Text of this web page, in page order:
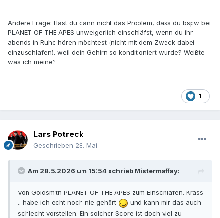
Andere Frage: Hast du dann nicht das Problem, dass du bspw bei
PLANET OF THE APES unweigerlich einschläfst, wenn du ihn
abends in Ruhe hören möchtest (nicht mit dem Zweck dabei
einzuschlafen), weil dein Gehirn so konditioniert wurde? Weißte
was ich meine?
1
Lars Potreck
Geschrieben 28. Mai
Am 28.5.2026 um 15:54 schrieb Mistermaffay:
Von Goldsmith PLANET OF THE APES zum Einschlafen. Krass
.. habe ich echt noch nie gehört
und kann mir das auch
schlecht vorstellen. Ein solcher Score ist doch viel zu